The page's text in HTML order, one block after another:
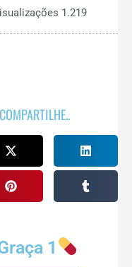
1.219
1